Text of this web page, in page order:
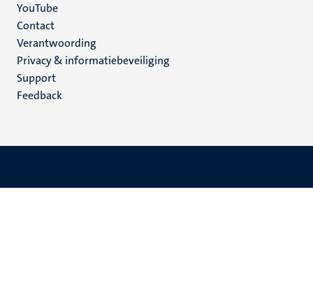
YouTube
Menu
footer
(NL)
Contact
Verantwoording
Privacy & informatiebeveiliging
Support
Feedback